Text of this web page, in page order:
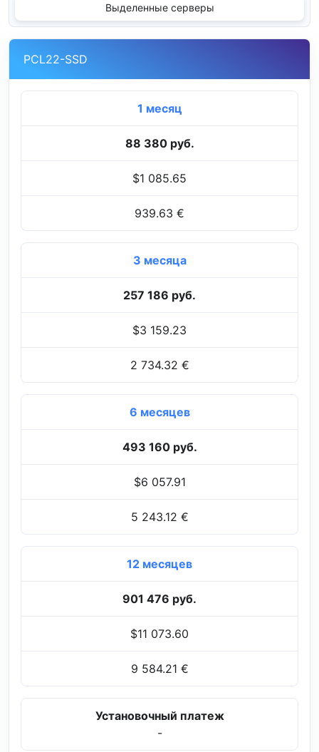
Выделенные серверы
PCL22-SSD
1 месяц
88 380 руб.
$1 085.65
939.63 €
3 месяца
257 186 руб.
$3 159.23
2 734.32 €
6 месяцев
493 160 руб.
$6 057.91
5 243.12 €
12 месяцев
901 476 руб.
$11 073.60
9 584.21 €
Установочный платеж
-